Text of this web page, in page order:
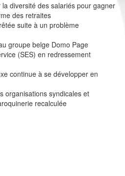
diversité des salariés pour gagner
des retraites
suite à un problème
groupe belge Domo Page
(SES) en redressement
continue à se développer en
organisations syndicales et
recalculée